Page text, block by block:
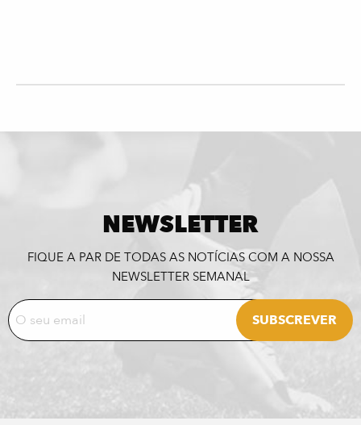
NEWSLETTER
FIQUE A PAR DE TODAS AS NOTÍCIAS COM A NOSSA
NEWSLETTER SEMANAL